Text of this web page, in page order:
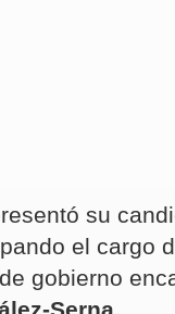
su
el cargo
gobierno